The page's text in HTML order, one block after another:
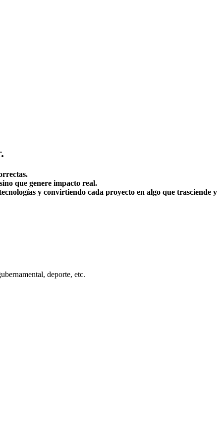
que genere impacto real.
y convirtiendo cada proyecto en algo que trasciende y
deporte, etc.